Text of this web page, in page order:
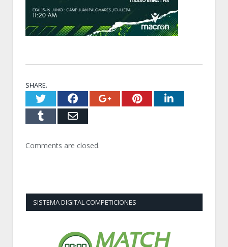
SHARE.
TwitterFacebookGoogle+Pinterest
TumblrEmail
Comments are closed.
SISTEMA DIGITAL COMPETICIONES